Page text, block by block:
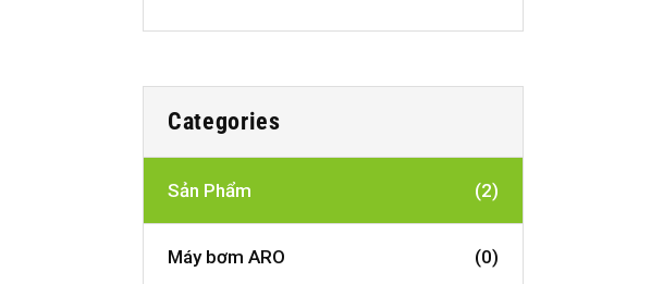
Categories
Sản Phẩm (2)
Máy bơm ARO (0)